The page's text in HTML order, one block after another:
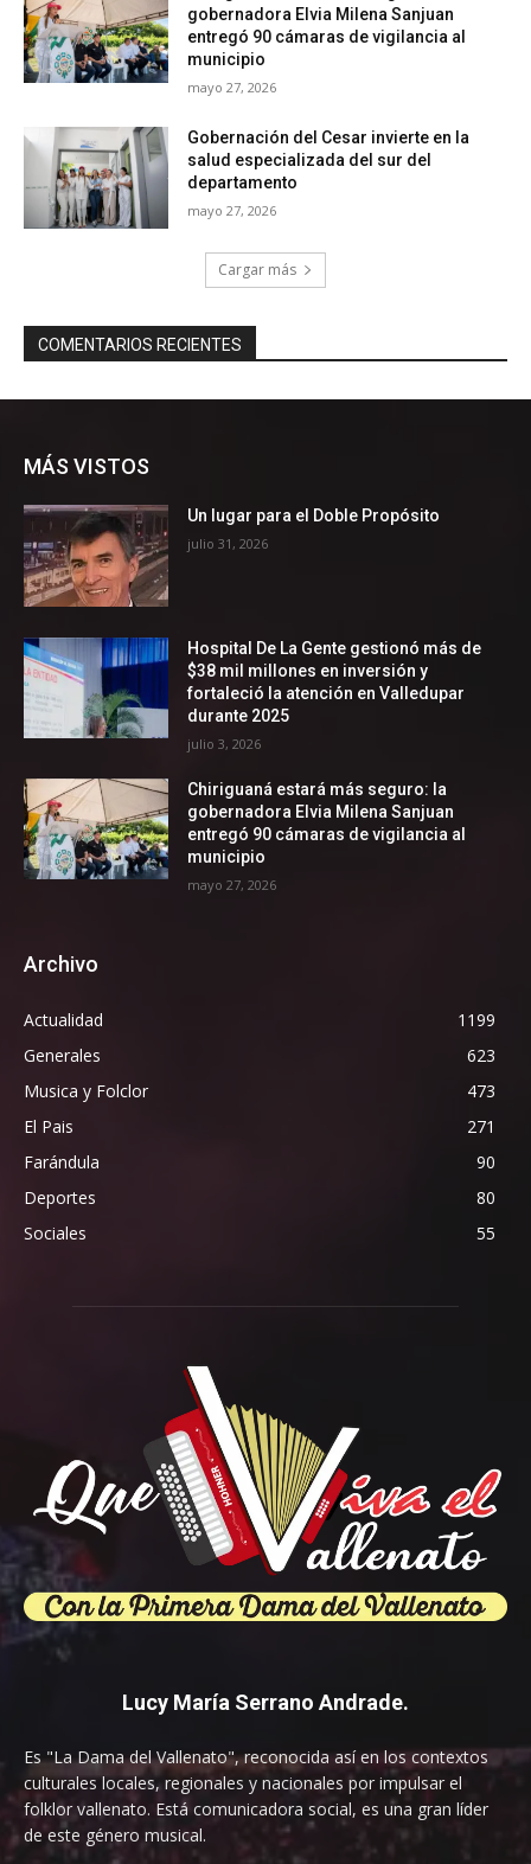
MÁS VISTOS
Un lugar para el Doble Propósito
julio 31, 2026
Hospital De La Gente gestionó más de
$38 mil millones en inversión y
fortaleció la atención en Valledupar
durante 2025
julio 3, 2026
Chiriguaná estará más seguro: la
gobernadora Elvia Milena Sanjuan
entregó 90 cámaras de vigilancia al
municipio
mayo 27, 2026
Archivo
Actualidad
1199
Generales
623
Musica y Folclor
473
El Pais
271
Farándula
90
Deportes
80
Sociales
55
Lucy María Serrano Andrade.
Es "La Dama del Vallenato", reconocida así en los contextos
culturales locales, regionales y nacionales por impulsar el
folklor vallenato. Está comunicadora social, es una gran líder
de este género musical.